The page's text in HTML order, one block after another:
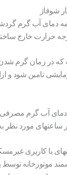
شوفاژ
دمای آب گرم
حرارت خارج
که در زمان گرم
تامین شود و
دمای آب گرم مصرفی
مورد نظر
با کاربری
موتورخانه توسط